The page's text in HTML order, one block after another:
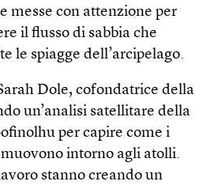
messe con attenzione per
il flusso di sabbia che
le spiagge dell’arcipelago.
Dole, cofondatrice della
un’analisi satellitare della
per capire come i
intorno agli atolli.
stanno creando un